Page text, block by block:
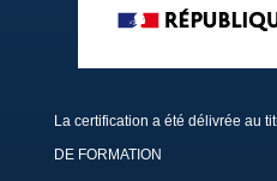
La certification a été délivrée au
DE FORMATION